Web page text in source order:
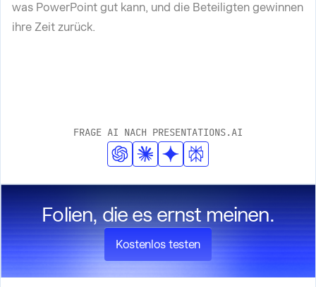
was PowerPoint gut kann, und die Beteiligten gewinnen
ihre Zeit zurück.
FRAGE AI NACH PRESENTATIONS.AI
Folien, die es ernst meinen.
Kostenlos testen